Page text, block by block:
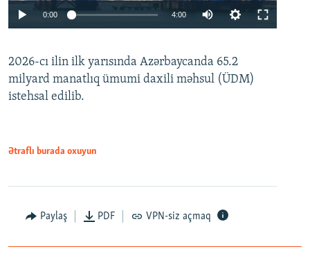
Auto 240p 360p 480p
0:00 4:00
360p
480p
2026-cı ilin ilk yarısında Azərbaycanda 65.2
milyard manatlıq ümumi daxili məhsul (ÜDM)
istehsal edilib.
Ətraflı burada oxuyun
Paylaş PDF VPN-siz açmaq